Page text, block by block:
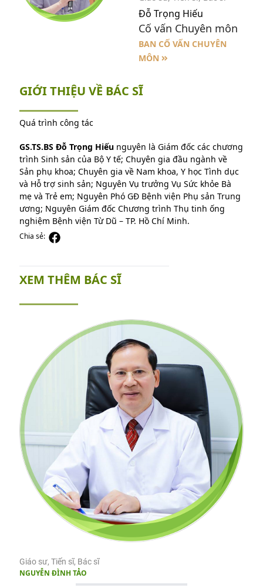
Đỗ Trọng Hiếu
Cố vấn Chuyên môn
BAN CỐ VẤN CHUYÊN
MÔN
GIỚI THIỆU VỀ BÁC SĨ
Quá trình công tác
GS.TS.BS Đỗ Trọng Hiếu nguyên là Giám đốc các chương
trình Sinh sản của Bộ Y tế; Chuyên gia đầu ngành về
Sản phụ khoa; Chuyên gia về Nam khoa, Y học Tình dục
và Hỗ trợ sinh sản; Nguyên Vụ trưởng Vụ Sức khỏe Bà
mẹ và Trẻ em; Nguyên Phó GĐ Bệnh viện Phụ sản Trung
ương; Nguyên Giám đốc Chương trình Thụ tinh ống
nghiệm Bệnh viện Từ Dũ – TP. Hồ Chí Minh.
Chia sẻ:
XEM THÊM BÁC SĨ
Giáo sư, Tiến sĩ, Bác sĩ
NGUYỄN ĐÌNH TẢO